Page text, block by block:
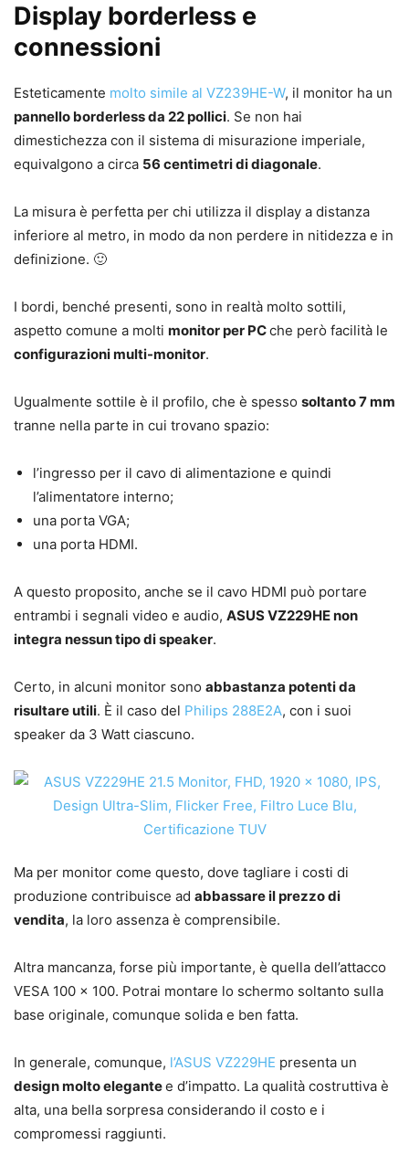
Display borderless e
connessioni
Esteticamente molto simile al VZ239HE-W, il monitor ha un
pannello borderless da 22 pollici. Se non hai
dimestichezza con il sistema di misurazione imperiale,
equivalgono a circa 56 centimetri di diagonale.
La misura è perfetta per chi utilizza il display a distanza
inferiore al metro, in modo da non perdere in nitidezza e in
definizione. 🙂
I bordi, benché presenti, sono in realtà molto sottili,
aspetto comune a molti monitor per PCche però facilità le
configurazioni multi-monitor.
Ugualmente sottile è il profilo, che è spesso soltanto 7 mm
tranne nella parte in cui trovano spazio:
l’ingresso per il cavo di alimentazione e quindi
l’alimentatore interno;
una porta VGA;
una porta HDMI.
A questo proposito, anche se il cavo HDMI può portare
entrambi i segnali video e audio, ASUS VZ229HE non
integra nessun tipo di speaker.
Certo, in alcuni monitor sono abbastanza potenti da
risultare utili. È il caso del Philips 288E2A, con i suoi
speaker da 3 Watt ciascuno.
Ma per monitor come questo, dove tagliare i costi di
produzione contribuisce ad abbassare il prezzo di
vendita, la loro assenza è comprensibile.
Altra mancanza, forse più importante, è quella dell’attacco
VESA 100 x 100. Potrai montare lo schermo soltanto sulla
base originale, comunque solida e ben fatta.
In generale, comunque, l’ASUS VZ229HE presenta un
design molto elegantee d’impatto. La qualità costruttiva è
alta, una bella sorpresa considerando il costo e i
compromessi raggiunti.